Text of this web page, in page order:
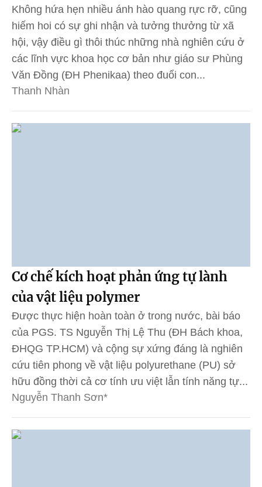
Không hứa hẹn nhiều ánh hào quang rực rỡ, cũng
hiếm hoi có sự ghi nhận và tưởng thưởng từ xã
hội, vậy điều gì thôi thúc những nhà nghiên cứu ở
các lĩnh vực khoa học cơ bản như giáo sư Phùng
Văn Đồng (ĐH Phenikaa) theo đuổi con...
Thanh Nhàn
Cơ chế kích hoạt phản ứng tự lành
của vật liệu polymer
Được thực hiện hoàn toàn ở trong nước, bài báo
của PGS. TS Nguyễn Thị Lệ Thu (ĐH Bách khoa,
ĐHQG TP.HCM) và cộng sự xứng đáng là nghiên
cứu tiên phong về vật liệu polyurethane (PU) sở
hữu đồng thời cả cơ tính ưu việt lẫn tính năng tự...
Nguyễn Thanh Sơn*